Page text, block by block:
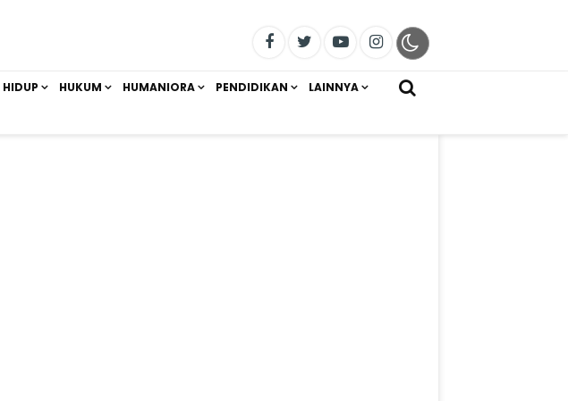
HUKUM HUMANIORA PENDIDIKAN LAINNYA